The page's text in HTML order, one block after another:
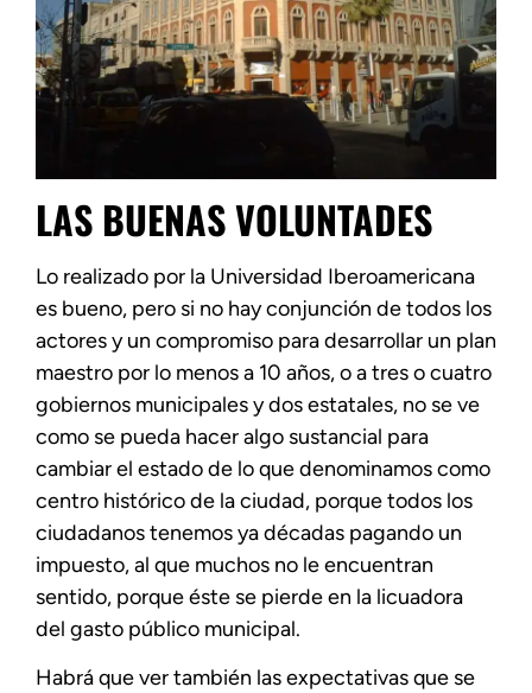
LAS BUENAS VOLUNTADES
Lo realizado por la Universidad Iberoamericana
es bueno, pero si no hay conjunción de todos los
actores y un compromiso para desarrollar un plan
maestro por lo menos a 10 años, o a tres o cuatro
gobiernos municipales y dos estatales, no se ve
como se pueda hacer algo sustancial para
cambiar el estado de lo que denominamos como
centro histórico de la ciudad, porque todos los
ciudadanos tenemos ya décadas pagando un
impuesto, al que muchos no le encuentran
sentido, porque éste se pierde en la licuadora
del gasto público municipal.
Habrá que ver también las expectativas que se